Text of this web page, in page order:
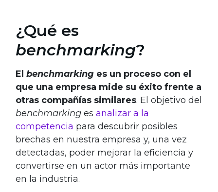
¿Qué es
benchmarking?
El benchmarking es un proceso con el
que una empresa mide su éxito frente a
otras compañías similares. El objetivo del
benchmarking es analizar a la
competencia para descubrir posibles
brechas en nuestra empresa y, una vez
detectadas, poder mejorar la eficiencia y
convertirse en un actor más importante
en la industria.